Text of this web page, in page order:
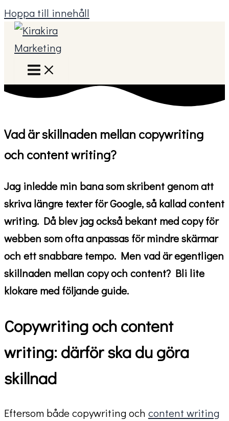
Hoppa till innehåll
Vad är skillnaden mellan copywriting
och content writing?
Jag inledde min bana som skribent genom att
skriva längre texter för Google, så kallad content
writing. Då blev jag också bekant med copy för
webben som ofta anpassas för mindre skärmar
och ett snabbare tempo. Men vad är egentligen
skillnaden mellan copy och content? Bli lite
klokare med följande guide.
Copywriting och content
writing: därför ska du göra
skillnad
Eftersom både copywriting och content writing